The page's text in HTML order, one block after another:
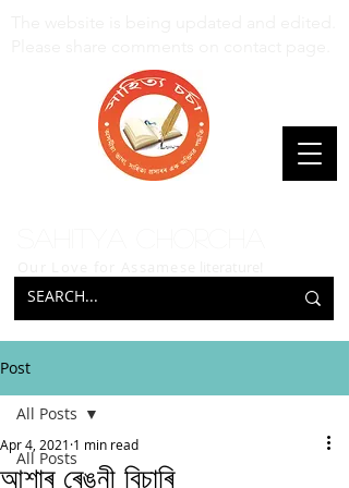
Post
All Posts
All Posts
আশাৰ ৰেঙনী বিচাৰি
Apr 4, 2021 1 min read